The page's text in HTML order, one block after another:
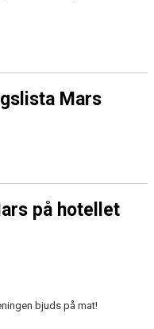
Mars
på hotellet
bjuds på mat!